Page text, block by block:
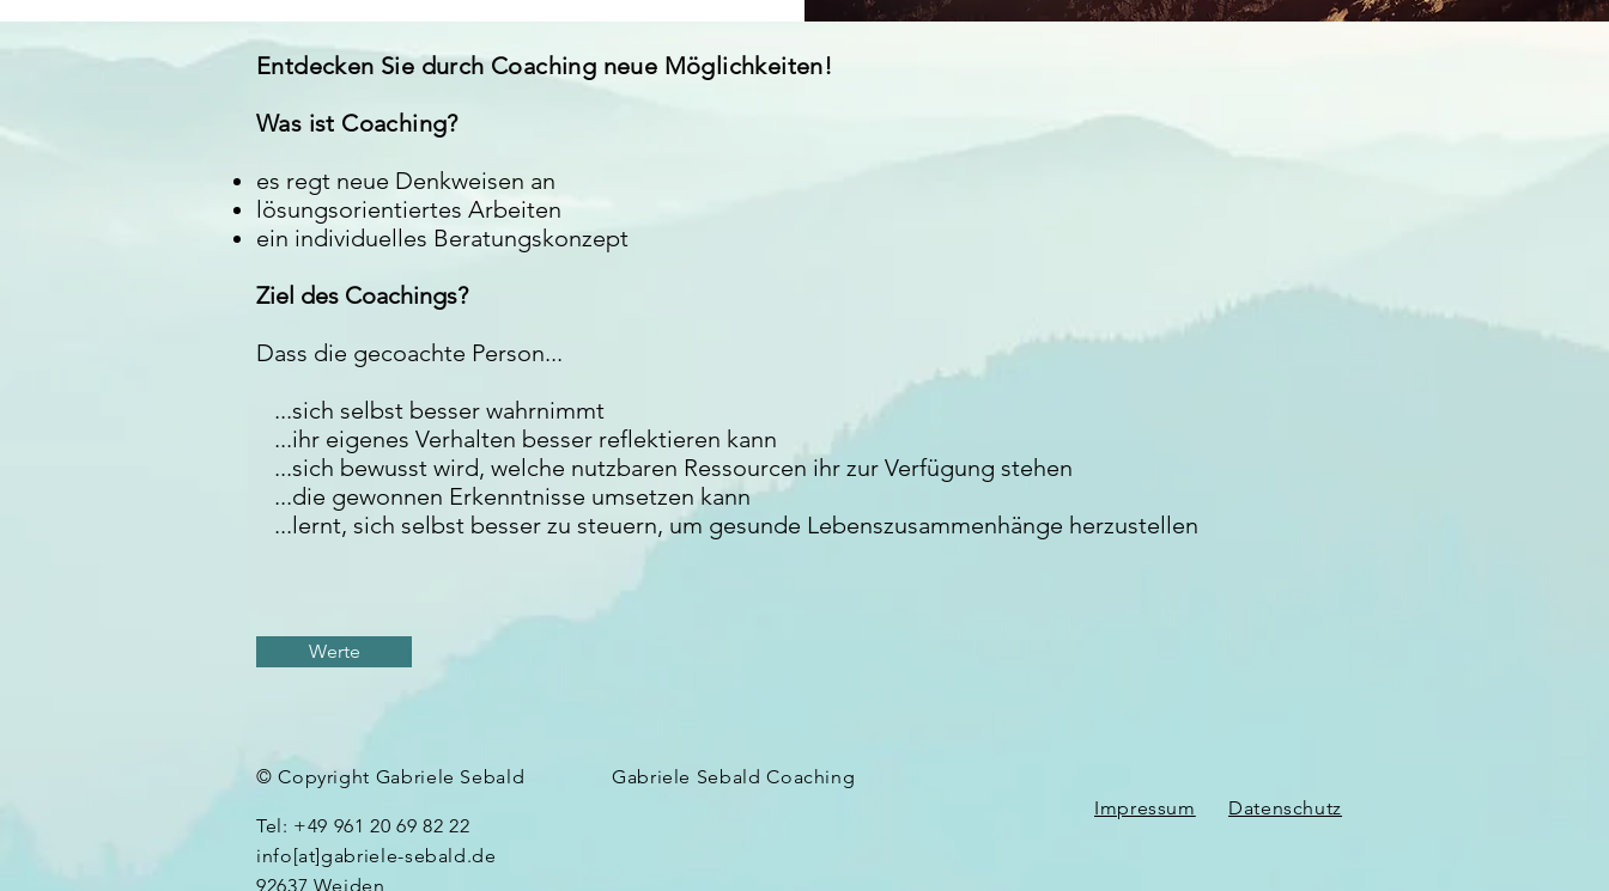
Entdecken Sie durch Coaching neue Möglichkeiten!
Was ist Coaching?
es regt neue Denkweisen an
lösungsorientiertes Arbeiten
ein individuelles Beratungskonzept
Ziel des Coachings?
Dass die gecoachte Person...
...sich selbst besser wahrnimmt
...ihr eigenes Verhalten besser reflektieren kann
...sich bewusst wird, welche nutzbaren Ressourcen ihr zur Verfügung stehen
...die gewonnen Erkenntnisse umsetzen kann
...lernt, sich selbst besser zu steuern, um gesunde Lebenszusammenhänge herzustellen
Werte
© Copyright Gabriele Sebald
Tel: +49 961 20 69 82 22
info[at]gabriele-sebald.de
92637 Weiden
Gabriele Sebald Coaching
Impressum
Datenschutz